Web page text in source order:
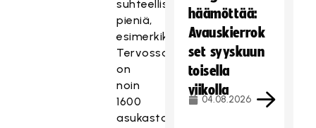
suhteellisen
pieniä,
esimerkiksi
Tervossa
on
noin
1600
asukasta.
häämöttää:
Avauskierrok
set syyskuun
toisella
viikolla
04.08.2026